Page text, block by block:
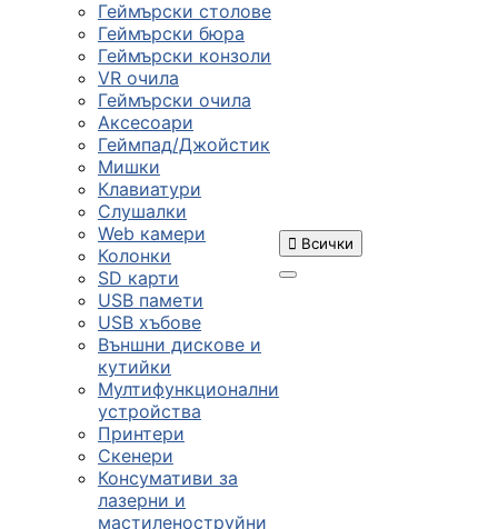
Геймърски столове
Геймърски бюра
Геймърски конзоли
VR очила
Геймърски очила
Аксесоари
Геймпад/Джойстик
Мишки
Клавиатури
Слушалки
Web камери
Колонки
SD карти
USB памети
USB хъбове
Външни дискове и
кутийки
Мултифункционални
устройства
Принтери
Скенери
Консумативи за
лазерни и
мастиленоструйни
 Всички